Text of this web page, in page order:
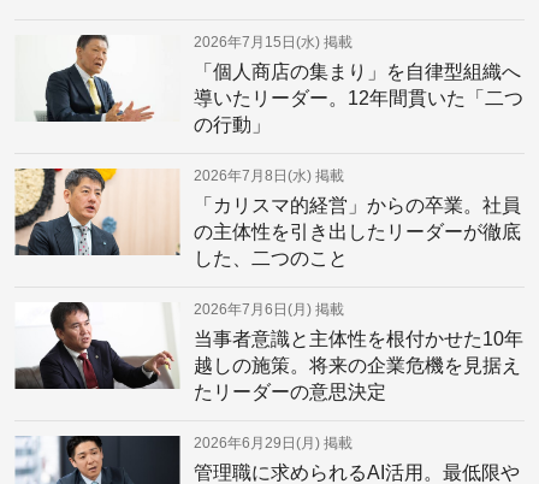
「個人商店の集まり」を自律型組織へ
導いたリーダー。12年間貫いた「二つ
の行動」
2026年7月15日(水) 掲載
「カリスマ的経営」からの卒業。社員
の主体性を引き出したリーダーが徹底
した、二つのこと
2026年7月8日(水) 掲載
当事者意識と主体性を根付かせた10年
越しの施策。将来の企業危機を見据え
たリーダーの意思決定
2026年7月6日(月) 掲載
管理職に求められるAI活用。最低限や
2026年6月29日(月) 掲載